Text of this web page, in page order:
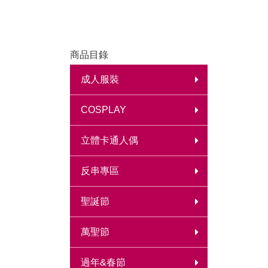
商品目錄
成人服裝
COSPLAY
立體卡通人偶
反串專區
聖誕節
萬聖節
過年&春節